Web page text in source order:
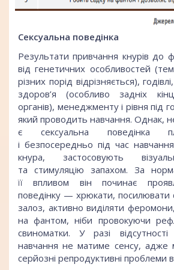
Сексуальна поведінка
Результати привчання кнурів до
від генетичних особливостей
різних порід відрізняється),
здоров’я (особливо задніх
органів), менеджменту і рівня під
який проводить навчання. Однак,
є сексуальна поведінка
і безпосередньо під час
кнура, застосовують
та стимуляцію запахом. За
її впливом він починає
поведінку — хрюкати, посилювати
залоз, активно виділяти
на фантом, ніби провокуючи
свиноматки. У разі відсутності
навчання не матиме сенсу, адже
серйозні репродуктивні проблеми